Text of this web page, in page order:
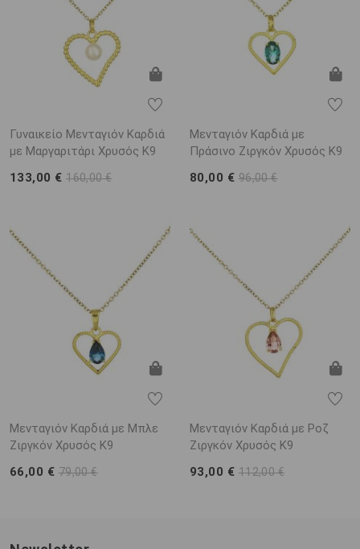
Γυναικείο Μενταγιόν Καρδιά
με Μαργαριτάρι Χρυσός K9
133,00 €160,00 €
Μενταγιόν Καρδιά με
Πράσινο Ζιργκόν Χρυσός K9
80,00 € 96,00 €
Μενταγιόν Καρδιά με Μπλε
Ζιργκόν Χρυσός K9
66,00 € 79,00 €
Μενταγιόν Καρδιά με Ροζ
Ζιργκόν Χρυσός K9
93,00 € 112,00 €